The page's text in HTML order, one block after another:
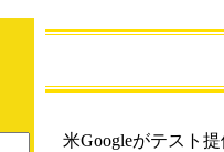
米Googleがテスト提